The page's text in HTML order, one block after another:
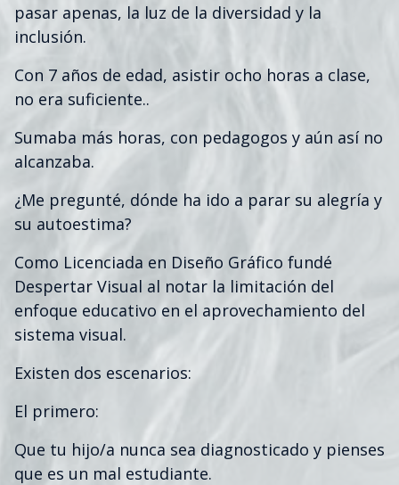
pasar apenas, la luz de la diversidad y la
inclusión.
Con 7 años de edad, asistir ocho horas a clase,
no era suficiente..
Sumaba más horas, con pedagogos y aún así no
alcanzaba.
¿Me pregunté, dónde ha ido a parar su alegría y
su autoestima?
Como Licenciada en Diseño Gráfico fundé
Despertar Visual al notar la limitación del
enfoque educativo en el aprovechamiento del
sistema visual.
Existen dos escenarios:
El primero:
Que tu hijo/a nunca sea diagnosticado y pienses
que es un mal estudiante.